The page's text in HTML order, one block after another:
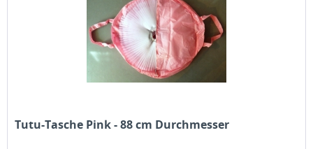
Tutu-Tasche Pink - 88 cm Durchmesser